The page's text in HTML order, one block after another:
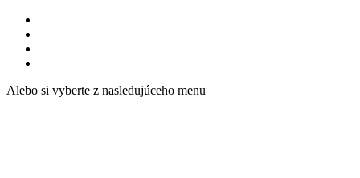
Alebo si vyberte z nasledujúceho menu